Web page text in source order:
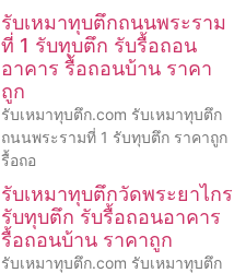
รับเหมาทุบตึกถนนพระราม
ที่ 1 รับทุบตึก รับรื้อถอน
อาคาร รื้อถอนบ้าน ราคา
ถูก
รับเหมาทุบตึก.com รับเหมาทุบตึก
ถนนพระรามที่ 1 รับทุบตึก ราคาถูก
รื้อถอ
รับเหมาทุบตึกวัดพระยาไกร
รับทุบตึก รับรื้อถอนอาคาร
รื้อถอนบ้าน ราคาถูก
รับเหมาทุบตึก.com รับเหมาทุบตึก